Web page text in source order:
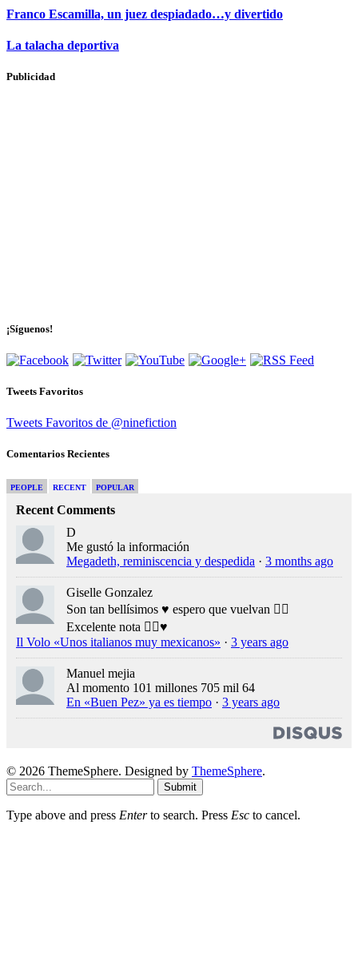
Franco Escamilla, un juez despiadado…y divertido
La talacha deportiva
Publicidad
¡Síguenos!
Tweets Favoritos
Tweets Favoritos de @ninefiction
Comentarios Recientes
PEOPLE RECENT POPULAR
Recent Comments
D
Me gustó la información
Megadeth, reminiscencia y despedida · 3 months ago
Giselle Gonzalez
Son tan bellísimos ♥️ espero que vuelvan 👍🏻
Excelente nota 👍🏻♥️
Il Volo «Unos italianos muy mexicanos» · 3 years ago
Manuel mejia
Al momento 101 millones 705 mil 64
En «Buen Pez» ya es tiempo · 3 years ago
© 2026 ThemeSphere. Designed by ThemeSphere.
Submit
Type above and press Enterto search. Press Esc to cancel.